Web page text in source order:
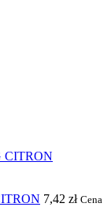
7,42 zł Cena